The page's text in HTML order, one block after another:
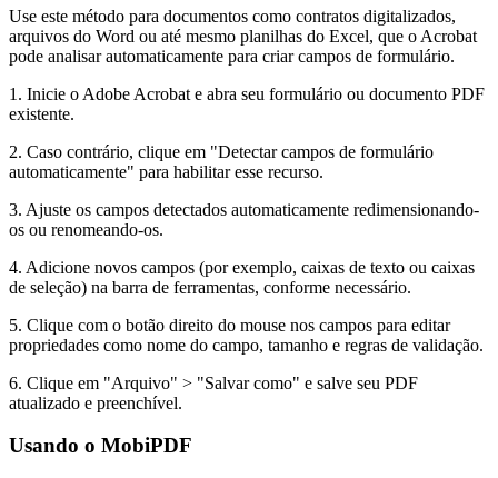
Use este método para documentos como contratos digitalizados,
arquivos do Word ou até mesmo planilhas do Excel, que o Acrobat
pode analisar automaticamente para criar campos de formulário.
1. Inicie o Adobe Acrobat e abra seu formulário ou documento PDF
existente.
2. Caso contrário, clique em "Detectar campos de formulário
automaticamente" para habilitar esse recurso.
3. Ajuste os campos detectados automaticamente redimensionando-
os ou renomeando-os.
4. Adicione novos campos (por exemplo, caixas de texto ou caixas
de seleção) na barra de ferramentas, conforme necessário.
5. Clique com o botão direito do mouse nos campos para editar
propriedades como nome do campo, tamanho e regras de validação.
6. Clique em "Arquivo" > "Salvar como" e salve seu PDF
atualizado e preenchível.
Usando o MobiPDF